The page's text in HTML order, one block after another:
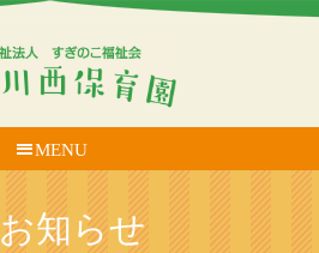
MENU
お知らせ